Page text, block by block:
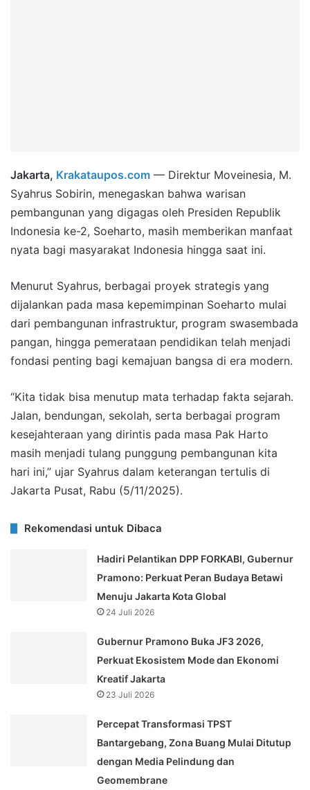
Jakarta, Krakataupos.com — Direktur Moveinesia, M.
Syahrus Sobirin, menegaskan bahwa warisan
pembangunan yang digagas oleh Presiden Republik
Indonesia ke-2, Soeharto, masih memberikan manfaat
nyata bagi masyarakat Indonesia hingga saat ini.
Menurut Syahrus, berbagai proyek strategis yang
dijalankan pada masa kepemimpinan Soeharto mulai
dari pembangunan infrastruktur, program swasembada
pangan, hingga pemerataan pendidikan telah menjadi
fondasi penting bagi kemajuan bangsa di era modern.
“Kita tidak bisa menutup mata terhadap fakta sejarah.
Jalan, bendungan, sekolah, serta berbagai program
kesejahteraan yang dirintis pada masa Pak Harto
masih menjadi tulang punggung pembangunan kita
hari ini,” ujar Syahrus dalam keterangan tertulis di
Jakarta Pusat, Rabu (5/11/2025).
Rekomendasi untuk Dibaca
Hadiri Pelantikan DPP FORKABI, Gubernur
Pramono: Perkuat Peran Budaya Betawi
Menuju Jakarta Kota Global
24 Juli 2026
Gubernur Pramono Buka JF3 2026,
Perkuat Ekosistem Mode dan Ekonomi
Kreatif Jakarta
23 Juli 2026
Percepat Transformasi TPST
Bantargebang, Zona Buang Mulai Ditutup
dengan Media Pelindung dan
Geomembrane